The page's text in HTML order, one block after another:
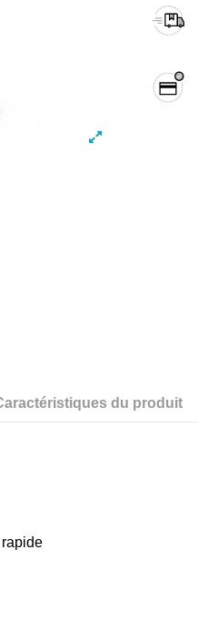
du produit